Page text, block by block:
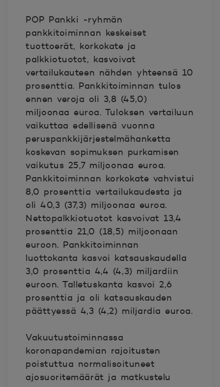
POP Pankki -ryhmän
pankkitoiminnan keskeiset
tuottoerät, korkokate ja
palkkiotuotot, kasvoivat
vertailukauteen nähden yhteensä 10
prosenttia. Pankkitoiminnan tulos
ennen veroja oli 3,8 (45,0)
miljoonaa euroa. Tuloksen vertailuun
vaikuttaa edellisenä vuonna
peruspankkijärjestelmähanketta
koskevan sopimuksen purkamisen
vaikutus 25,7 miljoonaa euroa.
Pankkitoiminnan korkokate vahvistui
8,0 prosenttia vertailukaudesta ja
oli 40,3 (37,3) miljoonaa euroa.
Nettopalkkiotuotot kasvoivat 13,4
prosenttia 21,0 (18,5) miljoonaan
euroon. Pankkitoiminnan
luottokanta kasvoi katsauskaudella
3,0 prosenttia 4,4 (4,3) miljardiin
euroon. Talletuskanta kasvoi 2,6
prosenttia ja oli katsauskauden
päättyessä 4,3 (4,2) miljardia euroa.
Vakuutustoiminnassa
koronapandemian rajoitusten
poistuttua normalisoituneet
ajosuoritemäärät ja matkustelu